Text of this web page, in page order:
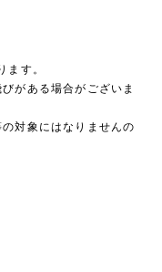
ます。
がある場合がございま
対象にはなりませんの